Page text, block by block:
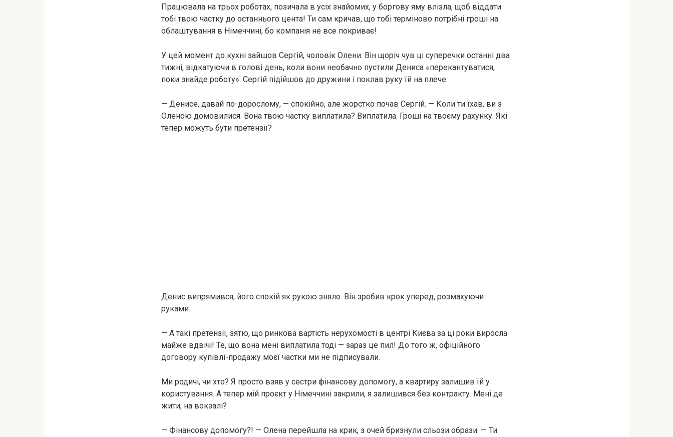
Працювала на трьох роботах, позичала в усіх знайомих, у боргову яму влізла, щоб віддати
тобі твою частку до останнього цента! Ти сам кричав, що тобі терміново потрібні гроші на
облаштування в Німеччині, бо компанія не все покриває!
У цей момент до кухні зайшов Сергій, чоловік Олени. Він щоріч чув ці суперечки останні два
тижні, відкатуючи в голові день, коли вони необачно пустили Дениса «перекантуватися,
поки знайде роботу». Сергій підійшов до дружини і поклав руку їй на плече.
— Денисе, давай по-дорослому, — спокійно, але жорстко почав Сергій. — Коли ти їхав, ви з
Оленою домовилися. Вона твою частку виплатила? Виплатила. Гроші на твоєму рахунку. Які
тепер можуть бути претензії?
Денис випрямився, його спокій як рукою зняло. Він зробив крок уперед, розмахуючи
руками.
— А такі претензії, зятю, що ринкова вартість нерухомості в центрі Києва за ці роки виросла
майже вдвічі! Те, що вона мені виплатила тоді — зараз це пил! До того ж, офіційного
договору купівлі-продажу моєї частки ми не підписували.
Ми родичі, чи хто? Я просто взяв у сестри фінансову допомогу, а квартиру залишив їй у
користування. А тепер мій проєкт у Німеччині закрили, я залишився без контракту. Мені де
жити, на вокзалі?
— Фінансову допомогу?! — Олена перейшла на крик, з очей бризнули сльози образи. — Ти